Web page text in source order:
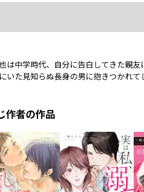
は中学時代、自分に告白してきた親
た見知らぬ長身の男に抱きつかれてし
作者の作品